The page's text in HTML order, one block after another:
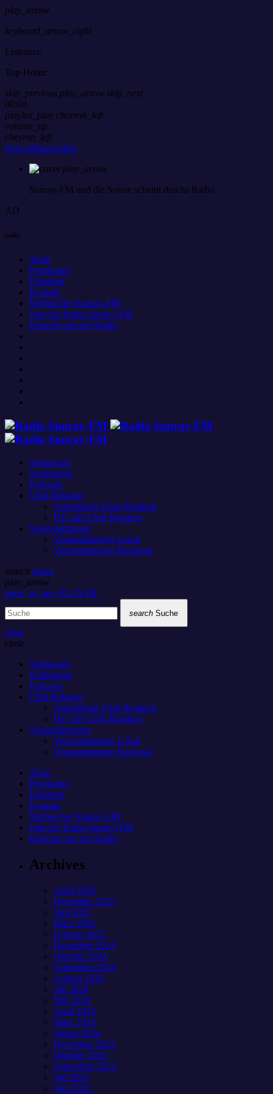
play_arrow
keyboard_arrow_right
Listeners:
Top-Hörer:
skip_previous play_arrow skip_next
00:00
playlist_play chevron_left
volume_up
chevron_left
Zum Album gehen
play_arrow
Sunray-FM und die Sonne scheint durchs Radio
AD
radio
Team
Programm
Empfang
Kontakt
Werben bei Sunray-FM
Jobs bei Radio Sunray-FM
Besuche uns im Studio
Studiocam
Sendungen
Podcasts
Club Rotation
Anmeldung Club-Rotation
DJ’s der Club Rotation
Veranstaltungen
Veranstaltungen Lokal
Veranstaltungen Regional
search menu
play_arrow
open_in_new PLAYER
search Suche
close
close
Studiocam
Sendungen
Podcasts
Club Rotation
Anmeldung Club-Rotation
DJ’s der Club Rotation
Veranstaltungen
Veranstaltungen Lokal
Veranstaltungen Regional
Team
Programm
Empfang
Kontakt
Werben bei Sunray-FM
Jobs bei Radio Sunray-FM
Besuche uns im Studio
Archives
April 2026
Dezember 2025
Juni 2025
März 2025
Februar 2025
Dezember 2024
Oktober 2024
September 2024
August 2024
Juli 2024
Mai 2024
April 2024
März 2024
Januar 2024
Dezember 2023
Oktober 2023
September 2023
Juli 2023
Juni 2023